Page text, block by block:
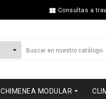
 Consultas a
CHIMENEA MODULAR 